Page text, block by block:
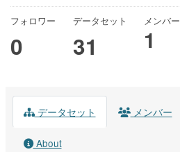
フォロワー
0
データセット
31
メンバー
1
データセット メンバー
About